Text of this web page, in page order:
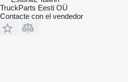
TruckParts Eesti OÜ
Contacte con el vendedor